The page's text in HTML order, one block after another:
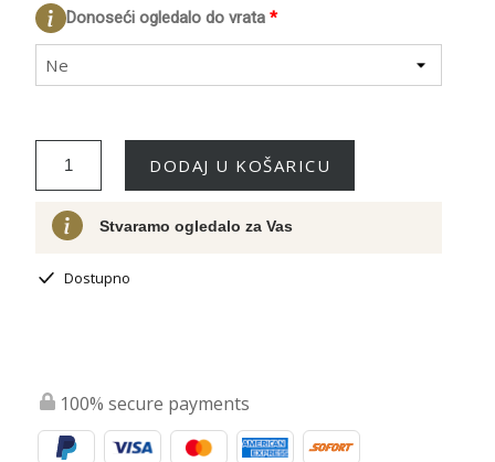
*
Donoseći ogledalo do vrata
Ne
DODAJ U KOŠARICU
Stvaramo ogledalo za Vas
Dostupno
100% secure payments